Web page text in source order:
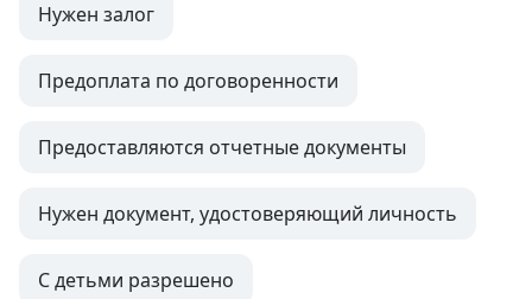
Нужен залог
Предоплата по договоренности
Предоставляются отчетные документы
Нужен документ, удостоверяющий личность
С детьми разрешено